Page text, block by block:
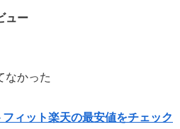
ュー
なかった
ィット楽天の最安値をチェック